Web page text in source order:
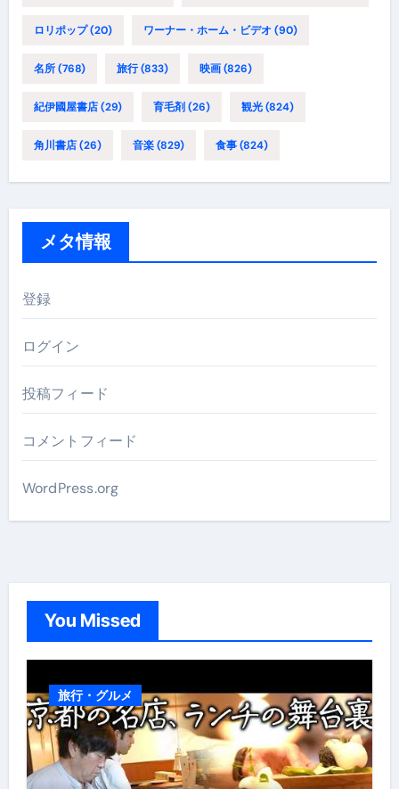
ロリポップ(20) ワーナー・ホーム・ビデオ (90)
名所(768) 旅行(833) 映画(826)
紀伊國屋書店(29) 育毛剤(26) 観光(824)
角川書店(26) 音楽(829) 食事(824)
メタ情報
登録
ログイン
投稿フィード
コメントフィード
WordPress.org
You Missed
旅行・グルメ